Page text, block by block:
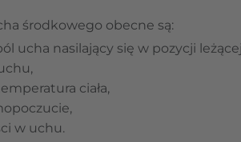
środkowego obecne są:
ucha nasilający się w pozycji
ciała,
w uchu.